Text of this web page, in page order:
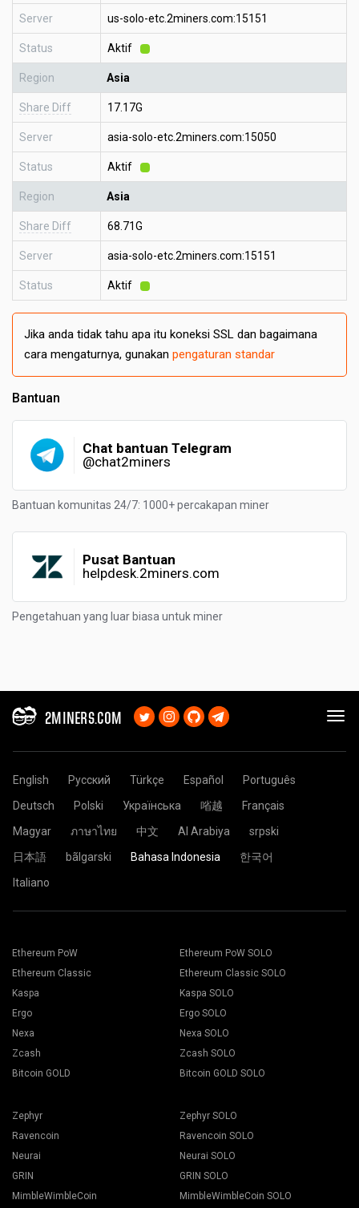
Server us-solo-etc.2miners.com:15151
Status Aktif
Region Asia
Share Diff 17.17G
Server asia-solo-etc.2miners.com:15050
Status Aktif
Region Asia
Share Diff 68.71G
Server asia-solo-etc.2miners.com:15151
Status Aktif
Jika anda tidak tahu apa itu koneksi SSL dan bagaimana
cara mengaturnya, gunakan pengaturan standar
Bantuan
Chat bantuan Telegram
@chat2miners
Bantuan komunitas 24/7: 1000+ percakapan miner
Pusat Bantuan
helpdesk.2miners.com
Pengetahuan yang luar biasa untuk miner
2MINERS.COM
English Русский Türkçe Español
Português
Deutsch
Polski Українська 㗂越
Français
Magyar
ภาษาไทย 中文 Al Arabiya
srpski
日本語
bãlgarski Bahasa Indonesia
한국어
Italiano
Ethereum PoW
Ethereum Classic
Kaspa
Ergo
Nexa
Zcash
Bitcoin GOLD
Ethereum PoW SOLO
Ethereum Classic SOLO
Kaspa SOLO
Ergo SOLO
Nexa SOLO
Zcash SOLO
Bitcoin GOLD SOLO
Zephyr
Ravencoin
Neurai
GRIN
MimbleWimbleCoin
Zephyr SOLO
Ravencoin SOLO
Neurai SOLO
GRIN SOLO
MimbleWimbleCoin SOLO